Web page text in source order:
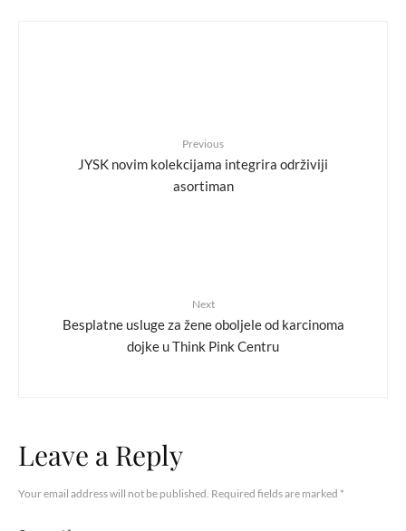
Previous
JYSK novim kolekcijama integrira održiviji
asortiman
Next
Besplatne usluge za žene oboljele od karcinoma
dojke u Think Pink Centru
Leave a Reply
Your email address will not be published. Required fields are marked *